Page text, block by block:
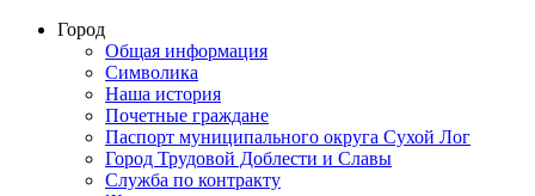
Город
Общая информация
Символика
Наша история
Почетные граждане
Паспорт муниципального округа Сухой Лог
Город Трудовой Доблести и Славы
Служба по контракту